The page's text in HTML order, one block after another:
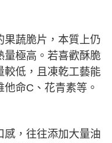
果蔬脆片，本質上仍
量極高。若喜歡酥脆
較低，且凍乾工藝能
命C、花青素等。
感，往往添加大量油